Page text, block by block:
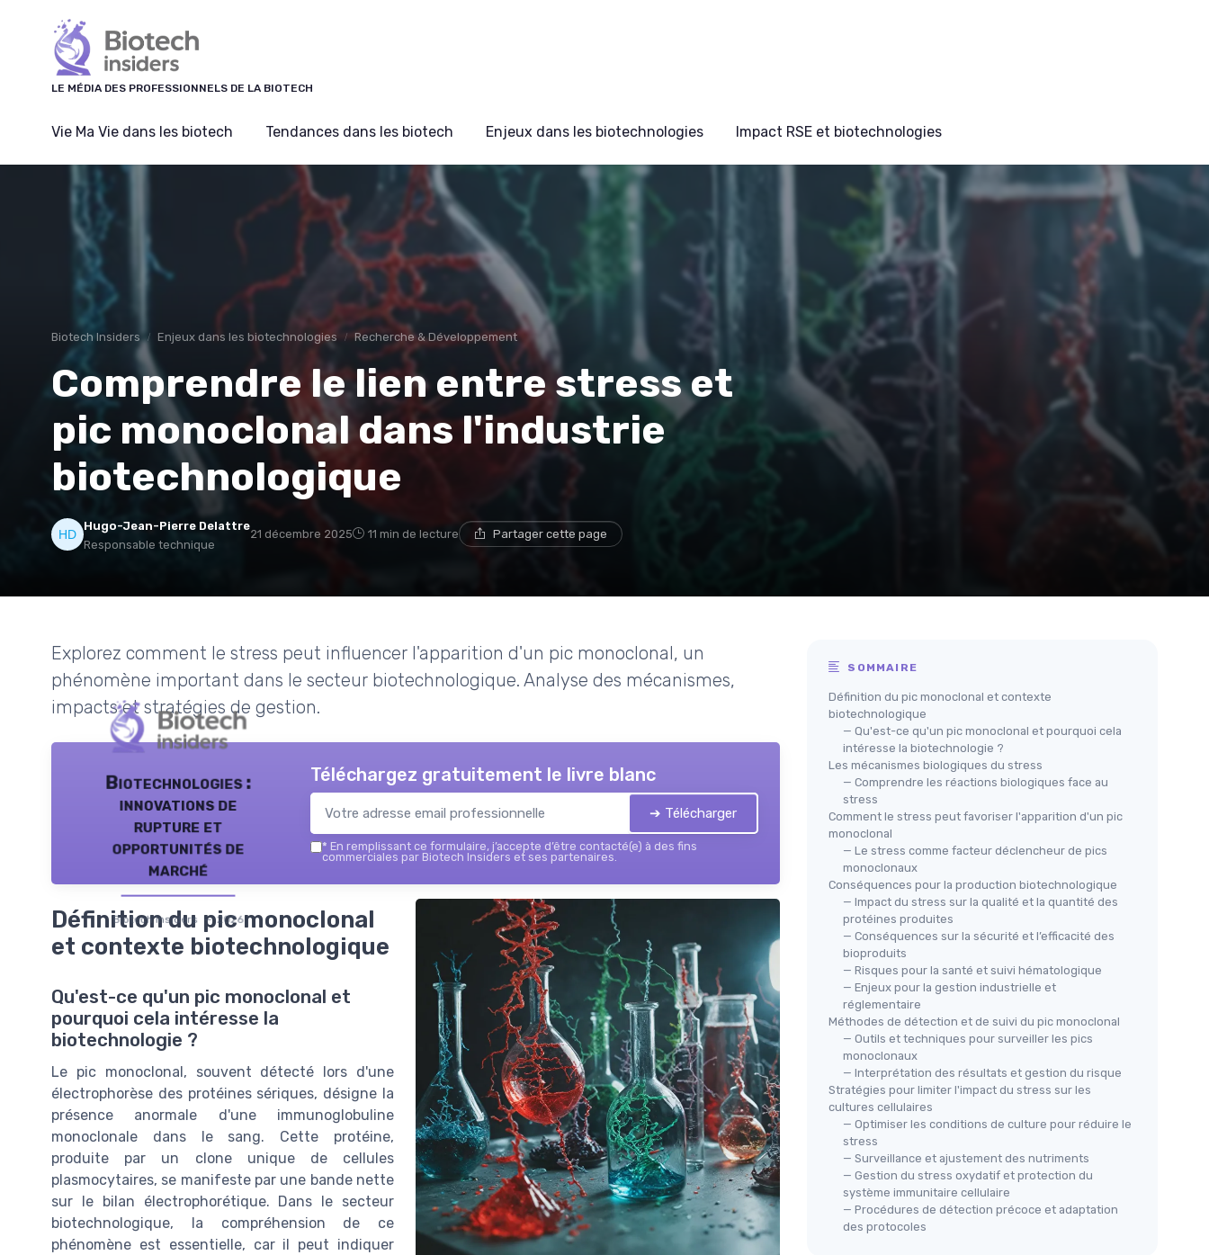
LE MÉDIA DES PROFESSIONNELS DE LA BIOTECH
Vie Ma Vie dans les biotech Tendances dans les biotech Enjeux dans les biotechnologies Impact RSE et biotechnologies
Biotech Insiders Enjeux dans les biotechnologies Recherche & Développement
Comprendre le lien entre stress et
pic monoclonal dans l'industrie
biotechnologique
Hugo-Jean-Pierre Delattre
Responsable technique
21 décembre 2025 11 min de lecture Partager cette page
Explorez comment le stress peut influencer l'apparition d'un pic monoclonal, un
phénomène important dans le secteur biotechnologique. Analyse des mécanismes,
impacts et stratégies de gestion.
Biotechnologies :
innovations de
rupture et
opportunités de
marché
Biotech Insiders — 2026
Téléchargez gratuitement le livre blanc
➔ Télécharger
* En remplissant ce formulaire, j’accepte d’être contacté(e) à des fins
commerciales par Biotech Insiders et ses partenaires.
Définition du pic monoclonal
et contexte biotechnologique
Qu'est-ce qu'un pic monoclonal et
pourquoi cela intéresse la
biotechnologie ?
Le pic monoclonal, souvent détecté lors d'une
électrophorèse des protéines sériques, désigne la
présence anormale d'une immunoglobuline
monoclonale dans le sang. Cette protéine,
produite par un clone unique de cellules
plasmocytaires, se manifeste par une bande nette
sur le bilan électrophorétique. Dans le secteur
biotechnologique, la compréhension de ce
phénomène est essentielle, car il peut indiquer
SOMMAIRE
Définition du pic monoclonal et contexte
biotechnologique
— Qu'est-ce qu'un pic monoclonal et pourquoi cela
intéresse la biotechnologie ?
Les mécanismes biologiques du stress
— Comprendre les réactions biologiques face au
stress
Comment le stress peut favoriser l'apparition d'un pic
monoclonal
— Le stress comme facteur déclencheur de pics
monoclonaux
Conséquences pour la production biotechnologique
— Impact du stress sur la qualité et la quantité des
protéines produites
— Conséquences sur la sécurité et l’efficacité des
bioproduits
— Risques pour la santé et suivi hématologique
— Enjeux pour la gestion industrielle et
réglementaire
Méthodes de détection et de suivi du pic monoclonal
— Outils et techniques pour surveiller les pics
monoclonaux
— Interprétation des résultats et gestion du risque
Stratégies pour limiter l'impact du stress sur les
cultures cellulaires
— Optimiser les conditions de culture pour réduire le
stress
— Surveillance et ajustement des nutriments
— Gestion du stress oxydatif et protection du
système immunitaire cellulaire
— Procédures de détection précoce et adaptation
des protocoles